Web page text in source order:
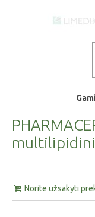
Norite užsakyti